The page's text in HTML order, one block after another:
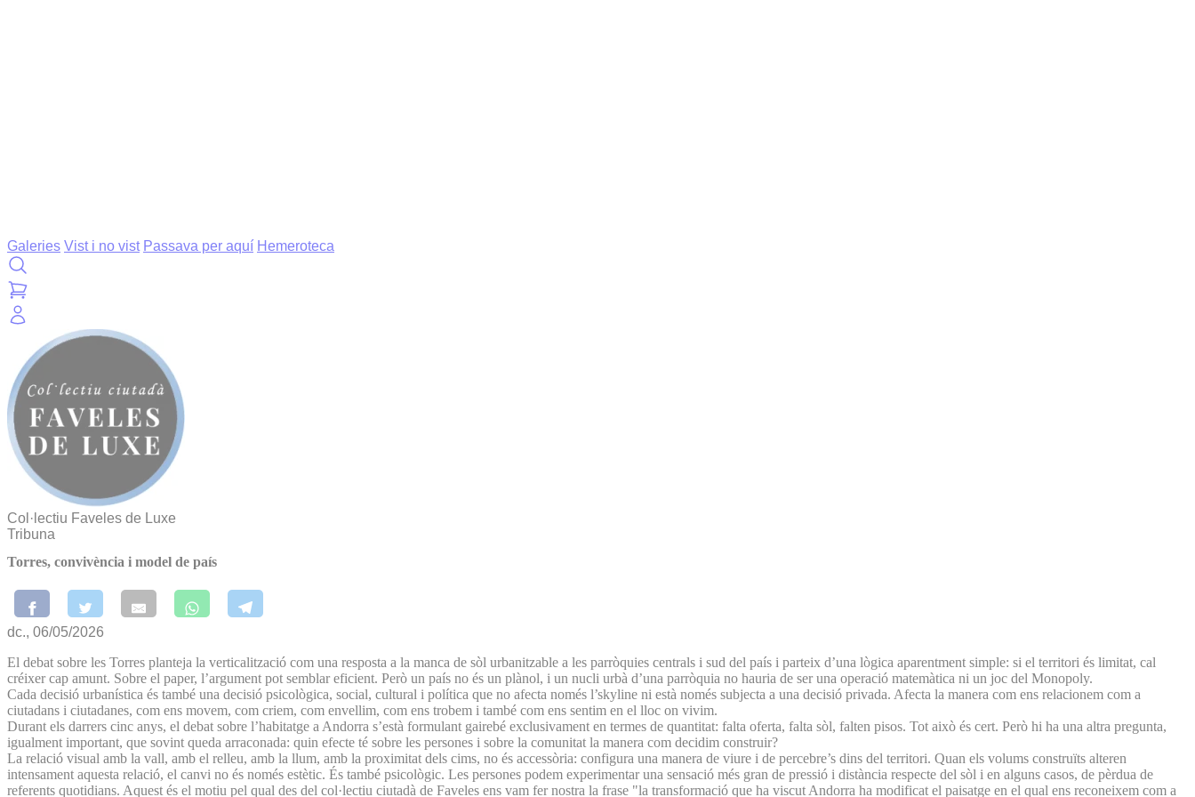
Galeries Vist i no vist Passava per aquí Hemeroteca
Col·lectiu Faveles de Luxe
Tribuna
Torres, convivència i model de país
dc., 06/05/2026
El debat sobre les Torres planteja la verticalització com una resposta a la manca de sòl urbanitzable a les parròquies centrals i sud del país i parteix d’una lògica aparentment simple: si el territori és limitat, cal
créixer cap amunt. Sobre el paper, l’argument pot semblar eficient. Però un país no és un plànol, i un nucli urbà d’una parròquia no hauria de ser una operació matemàtica ni un joc del Monopoly.
Cada decisió urbanística és també una decisió psicològica, social, cultural i política que no afecta només l’skyline ni està només subjecta a una decisió privada. Afecta la manera com ens relacionem com a
ciutadans i ciutadanes, com ens movem, com criem, com envellim, com ens trobem i també com ens sentim en el lloc on vivim.
Durant els darrers cinc anys, el debat sobre l’habitatge a Andorra s’està formulant gairebé exclusivament en termes de quantitat: falta oferta, falta sòl, falten pisos. Tot això és cert. Però hi ha una altra pregunta,
igualment important, que sovint queda arraconada: quin efecte té sobre les persones i sobre la comunitat la manera com decidim construir?
La relació visual amb la vall, amb el relleu, amb la llum, amb la proximitat dels cims, no és accessòria: configura una manera de viure i de percebre’s dins del territori. Quan els volums construïts alteren
intensament aquesta relació, el canvi no és només estètic. És també psicològic. Les persones podem experimentar una sensació més gran de pressió i distància respecte del sòl i en alguns casos, de pèrdua de
referents quotidians. Aquest és el motiu pel qual des del col·lectiu ciutadà de Faveles ens vam fer nostra la frase "la transformació que ha viscut Andorra ha modificat el paisatge en el qual ens reconeixem com a